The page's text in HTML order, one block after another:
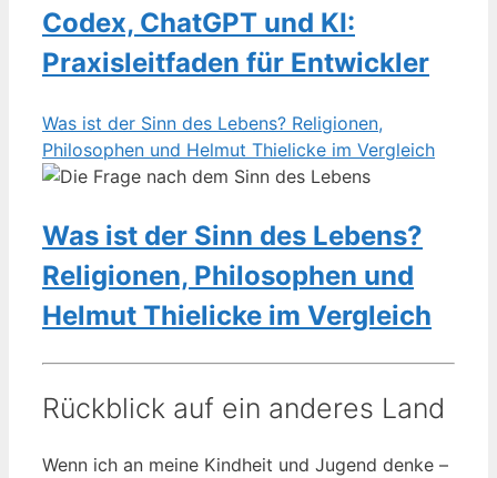
Codex, ChatGPT und KI:
Praxisleitfaden für Entwickler
Was ist der Sinn des Lebens? Religionen,
Philosophen und Helmut Thielicke im Vergleich
Was ist der Sinn des Lebens?
Religionen, Philosophen und
Helmut Thielicke im Vergleich
Rückblick auf ein anderes Land
Wenn ich an meine Kindheit und Jugend denke –